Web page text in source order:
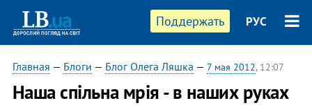
Поддержать РУС
Главная — Блоги — Блог Олега Ляшка — 7 мая 2012, 12:07
Наша спільна мрія - в наших руках